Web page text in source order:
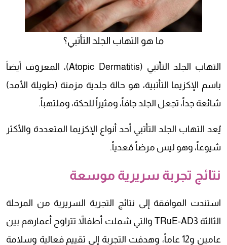
ما هو التهاب الجلد التأتبي؟
التهاب الجلد التأتبي (Atopic Dermatitis)، المعروف أيضاً
باسم الإكزيما التأتبية، هو حالة جلدية مزمنة (طويلة الأمد)
شائعة جداً، تجعل الجلد جافاً، ومثيراً للحكة، وملتهباً.
يُعد التهاب الجلد التأتبي أحد أنواع الإكزيما المتعددة والأكثر
شيوعاً، وهو ليس مرضاً مُعدياً.
نتائج تجربة سريرية موسعة
استندت الموافقة إلى نتائج التجربة السريرية من المرحلة
الثالثة TRuE-AD3 والتي شملت أطفالاً تتراوح أعمارهم بين
عامين و12 عاماً، وهدفت التجربة إلى تقييم فعالية وسلامة